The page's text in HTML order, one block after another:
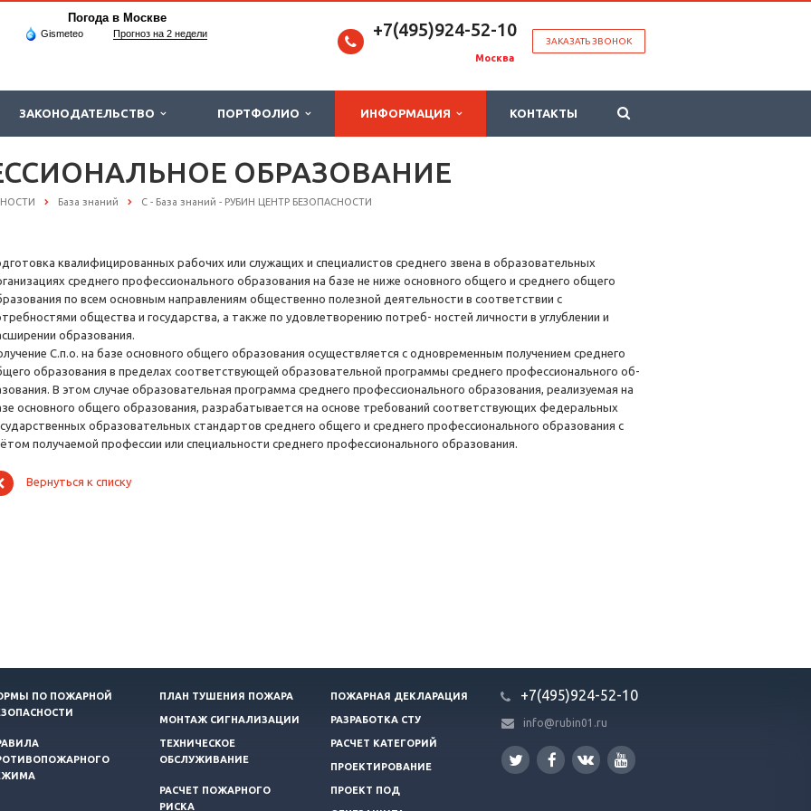
Погода в Москве
Gismeteo Прогноз на 2 недели
ЗАКАЗАТЬ ЗВОНОК
+7(495)924-52-10
Москва
ЗАКОНОДАТЕЛЬСТВО ПОРТФОЛИО ИНФОРМАЦИЯ КОНТАКТЫ
ОБРАЗОВАНИЕ
База знаний С - База знаний - РУБИН ЦЕНТР БЕЗОПАСНОСТИ
квалифицированных рабочих или служащих и специалистов среднего звена в образовательных
среднего профессионального образования на базе не ниже основного общего и среднего общего
по всем основным направлениям общественно полезной деятельности в соответствии с
общества и государства, а также по удовлетворению потреб- ностей личности в углублении и
образования.
С.п.о. на базе основного общего образования осуществляется с одновременным получением среднего
образования в пределах соответствующей образовательной программы среднего профессионального об-
В этом случае образовательная программа среднего профессионального образования, реализуемая на
основного общего образования, разрабатывается на основе требований соответствующих федеральных
образовательных стандартов среднего общего и среднего профессионального образования с
получаемой профессии или специальности среднего профессионального образования.
Вернуться к списку
ПО ПОЖАРНОЙ
ПЛАН ТУШЕНИЯ ПОЖАРА ПОЖАРНАЯ ДЕКЛАРАЦИЯ
МОНТАЖ СИГНАЛИЗАЦИИ РАЗРАБОТКА СТУ
ТЕХНИЧЕСКОЕ
ОБСЛУЖИВАНИЕ
РАСЧЕТ КАТЕГОРИЙ
ПРОЕКТИРОВАНИЕ
РАСЧЕТ ПОЖАРНОГО
РИСКА
ПРОЕКТ ПОД
+7(495)924-52-10
info@rubin01.ru